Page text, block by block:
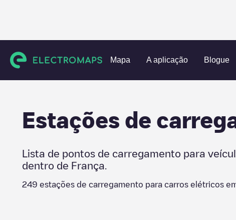
Mapa A aplicação Blogue
Charging stations França Orne
Estações de
Lista de pontos de carregamento para
dentro de França
249 estações de carregamento para carros elétricos